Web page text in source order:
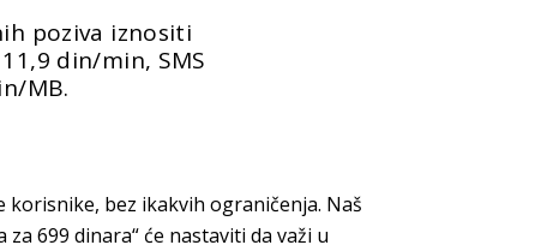
poziva iznositi
din/min, SMS
MB.
bez ikakvih ograničenja. Naš
699 dinara“ će nastaviti da važi u